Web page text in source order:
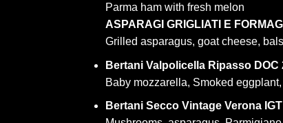
Parma ham with fresh melon
ASPARAGI GRIGLIATI E
Grilled asparagus, goat cheese,
Bertani Valpolicella Ripasso DOC
Baby mozzarella, Smoked
Bertani Secco Vintage Verona